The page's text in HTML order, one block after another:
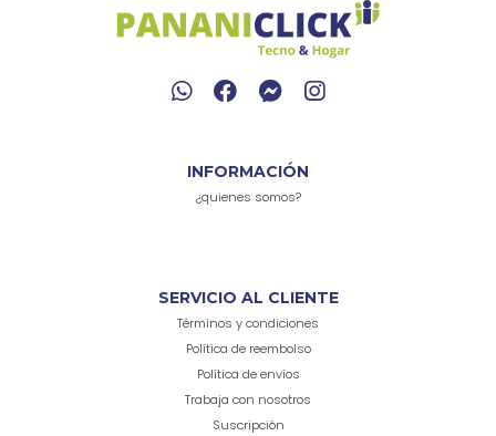
INFORMACIÓN
¿quienes somos?
SERVICIO AL CLIENTE
Términos y condiciones
Política de reembolso
Política de envíos
Trabaja con nosotros
Suscripción